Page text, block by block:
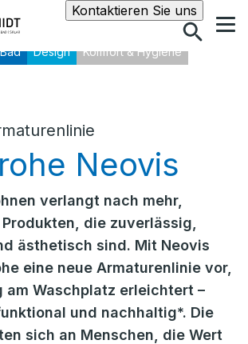
Kontaktieren Sie unsSuche
Bad Design Komfort & Hygiene
Neovis
verlangt nach mehr,
die zuverlässig,
ästhetisch sind. Mit Neovis
eine neue Armaturenlinie vor,
am Waschplatz erleichtert –
und nachhaltig*. Die
sich an Menschen, die Wert